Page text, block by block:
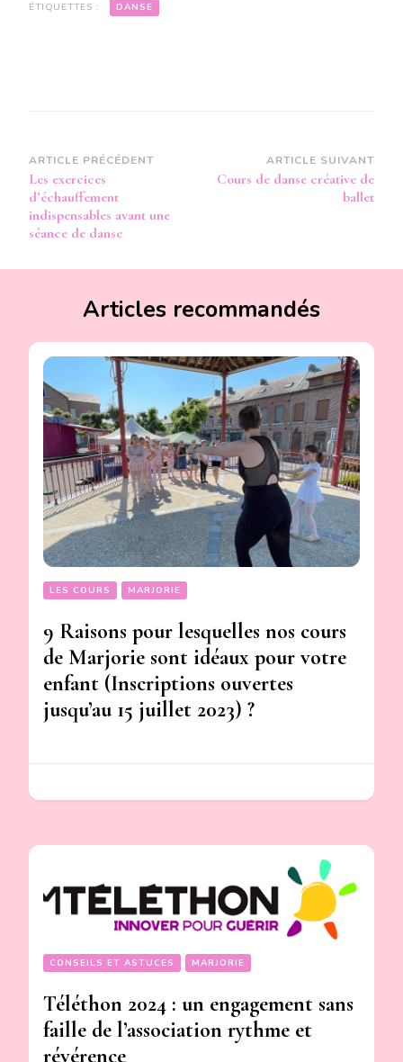
ÉTIQUETTES : DANSE
Navigation
d’article
ARTICLE PRÉCÉDENT
Les exercices
d’échauffement
indispensables avant une
séance de danse
ARTICLE SUIVANT
Cours de danse créative de
ballet
Articles recommandés
LES COURS MARJORIE
9 Raisons pour lesquelles nos cours
de Marjorie sont idéaux pour votre
enfant (Inscriptions ouvertes
jusqu’au 15 juillet 2023) ?
CONSEILS ET ASTUCES MARJORIE
Téléthon 2024 : un engagement sans
faille de l’association rythme et
révérence